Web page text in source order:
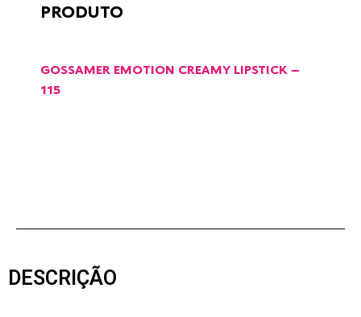
PRODUTO
GOSSAMER EMOTION CREAMY LIPSTICK –
115
DESCRIÇÃO